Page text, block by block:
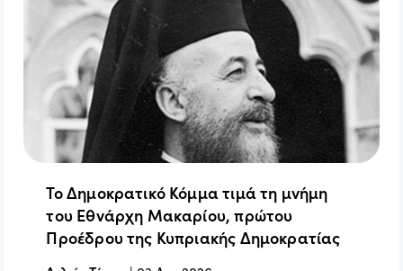
Το Δημοκρατικό Κόμμα τιμά τη μνήμη
του Εθνάρχη Μακαρίου, πρώτου
Προέδρου της Κυπριακής Δημοκρατίας